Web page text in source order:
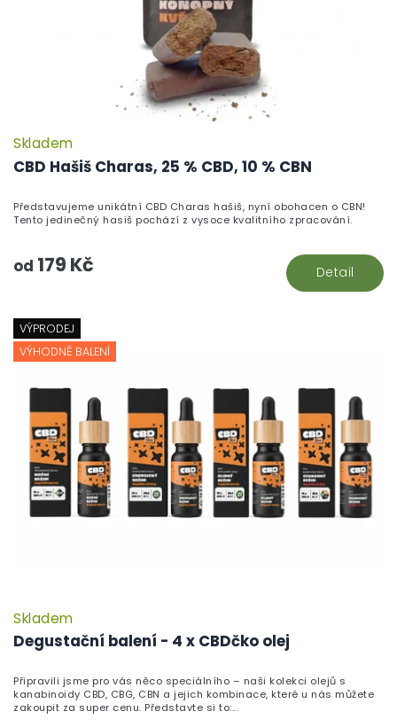
CBD Hašiš Charas, 25 % CBD, 10 % CBN
Skladem
od 179 Kč Detail
Představujeme unikátní CBD Charas hašiš, nyní obohacen o CBN!
Tento jedinečný hasiš pochází z vysoce kvalitního zpracování.
VÝPRODEJ
VÝHODNÉ BALENÍ
Degustační balení - 4 x CBDčko olej
Skladem
Připravili jsme pro vás něco speciálního – naši kolekci olejů s
kanabinoidy CBD, CBG, CBN a jejich kombinace, které u nás můžete
zakoupit za super cenu. Představte si to:...